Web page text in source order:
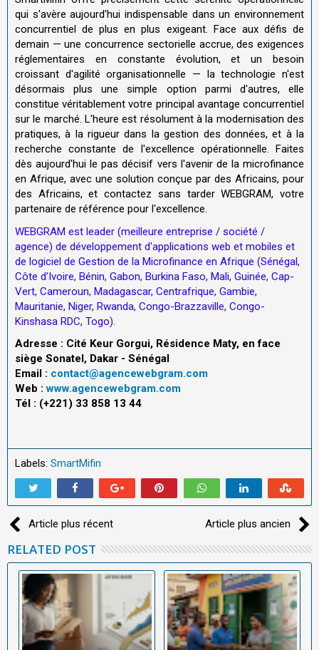
qui s'avère aujourd'hui indispensable dans un environnement
concurrentiel de plus en plus exigeant. Face aux défis de
demain — une concurrence sectorielle accrue, des exigences
réglementaires en constante évolution, et un besoin
croissant d'agilité organisationnelle — la technologie n'est
désormais plus une simple option parmi d'autres, elle
constitue véritablement votre principal avantage concurrentiel
sur le marché. L'heure est résolument à la modernisation des
pratiques, à la rigueur dans la gestion des données, et à la
recherche constante de l'excellence opérationnelle. Faites
dès aujourd'hui le pas décisif vers l'avenir de la microfinance
en Afrique, avec une solution conçue par des Africains, pour
des Africains, et contactez sans tarder WEBGRAM, votre
partenaire de référence pour l'excellence.
WEBGRAM est leader (meilleure entreprise / société /
agence) de développement d'applications web et mobiles et
de logiciel de Gestion de la Microfinance en Afrique (Sénégal,
Côte d’Ivoire, Bénin, Gabon, Burkina Faso, Mali, Guinée, Cap-
Vert, Cameroun, Madagascar, Centrafrique, Gambie,
Mauritanie, Niger, Rwanda, Congo-Brazzaville, Congo-
Kinshasa RDC, Togo).
Adresse : Cité Keur Gorgui, Résidence Maty, en face
siège Sonatel, Dakar - Sénégal
Email : contact@agencewebgram.com
Web :www.agencewebgram.com
Tél : (+221) 33 858 13 44
Labels: SmartMifin
Article plus récent Article plus ancien
RELATED POST